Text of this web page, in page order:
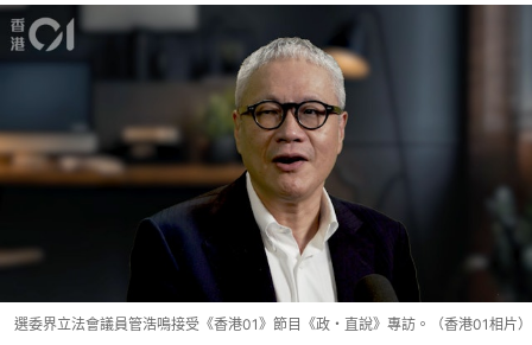
選委界立法會議員管浩鳴接受《香港01》節目《政・直說》專訪。（香港01相片）